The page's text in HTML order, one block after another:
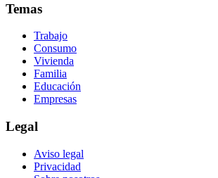
Temas
Trabajo
Consumo
Vivienda
Familia
Educación
Empresas
Legal
Aviso legal
Privacidad